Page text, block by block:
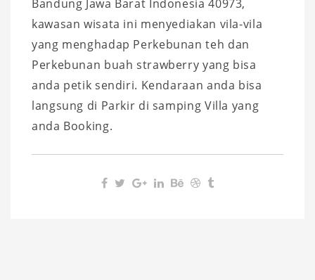
Bandung Jawa Barat Indonesia 40973,
kawasan wisata ini menyediakan vila-vila
yang menghadap Perkebunan teh dan
Perkebunan buah strawberry yang bisa
anda petik sendiri. Kendaraan anda bisa
langsung di Parkir di samping Villa yang
anda Booking.